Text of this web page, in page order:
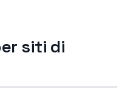
siti di